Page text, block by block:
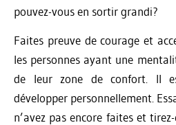
pouvez-vous en sortir grandi?
Faites preuve de courage et
les personnes ayant une
de leur zone de confort. Il
développer personnellement.
n’avez pas encore faites et